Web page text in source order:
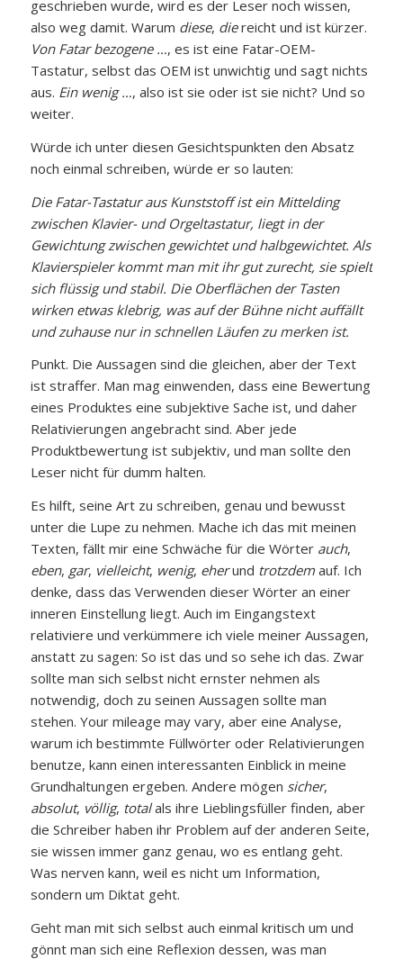
geschrieben wurde, wird es der Leser noch wissen,
also weg damit. Warum diese, diereicht und ist kürzer.
Von Fatar bezogene …, es ist eine Fatar-OEM-
Tastatur, selbst das OEM ist unwichtig und sagt nichts
aus. Ein wenig …, also ist sie oder ist sie nicht? Und so
weiter.
Würde ich unter diesen Gesichtspunkten den Absatz
noch einmal schreiben, würde er so lauten:
Die Fatar-Tastatur aus Kunststoff ist ein Mittelding
zwischen Klavier- und Orgeltastatur, liegt in der
Gewichtung zwischen gewichtet und halbgewichtet. Als
Klavierspieler kommt man mit ihr gut zurecht, sie spielt
sich flüssig und stabil. Die Oberflächen der Tasten
wirken etwas klebrig, was auf der Bühne nicht auffällt
und zuhause nur in schnellen Läufen zu merken ist.
Punkt. Die Aussagen sind die gleichen, aber der Text
ist straffer. Man mag einwenden, dass eine Bewertung
eines Produktes eine subjektive Sache ist, und daher
Relativierungen angebracht sind. Aber jede
Produktbewertung ist subjektiv, und man sollte den
Leser nicht für dumm halten.
Es hilft, seine Art zu schreiben, genau und bewusst
unter die Lupe zu nehmen. Mache ich das mit meinen
Texten, fällt mir eine Schwäche für die Wörter auch,
eben, gar, vielleicht, wenig, eherund trotzdem auf. Ich
denke, dass das Verwenden dieser Wörter an einer
inneren Einstellung liegt. Auch im Eingangstext
relativiere und verkümmere ich viele meiner Aussagen,
anstatt zu sagen: So ist das und so sehe ich das. Zwar
sollte man sich selbst nicht ernster nehmen als
notwendig, doch zu seinen Aussagen sollte man
stehen. Your mileage may vary, aber eine Analyse,
warum ich bestimmte Füllwörter oder Relativierungen
benutze, kann einen interessanten Einblick in meine
Grundhaltungen ergeben. Andere mögen sicher,
absolut, völlig, totalals ihre Lieblingsfüller finden, aber
die Schreiber haben ihr Problem auf der anderen Seite,
sie wissen immer ganz genau, wo es entlang geht.
Was nerven kann, weil es nicht um Information,
sondern um Diktat geht.
Geht man mit sich selbst auch einmal kritisch um und
gönnt man sich eine Reflexion dessen, was man